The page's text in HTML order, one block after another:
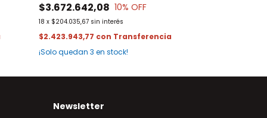
$3.672.642,08 10% OFF
18 x $204.035,67 sin interés
$2.423.943,77 con
¡Solo quedan 3 en stock!
Newsletter